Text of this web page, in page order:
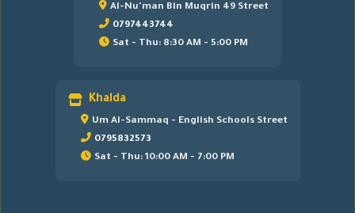
Al-Nu'man Bin Muqrin 49 Street
0797443744
Sat - Thu: 8:30 AM - 5:00 PM
Khalda
Um Al-Sammaq - English Schools Street
0795832573
Sat - Thu: 10:00 AM - 7:00 PM